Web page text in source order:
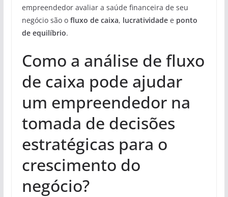
empreendedor avaliar a saúde financeira de seu
negócio são o fluxo de caixa, lucratividadee ponto
de equilíbrio.
Como a análise de fluxo
de caixa pode ajudar
um empreendedor na
tomada de decisões
estratégicas para o
crescimento do
negócio?